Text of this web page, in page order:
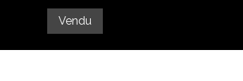
Vendu